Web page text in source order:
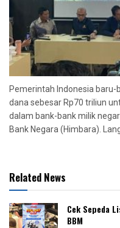
Pemerintah Indonesia
dana sebesar Rp70 triliun
dalam bank-bank milik
Bank Negara (Himbara).
Related News
Cek Sepeda
BBM